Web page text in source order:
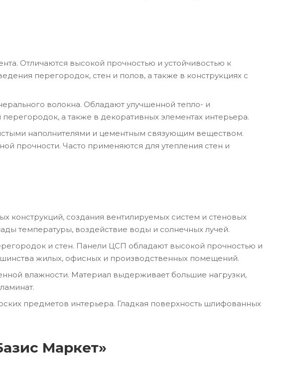
Отличаются высокой прочностью и устойчивостью к
перегородок, стен и полов, а также в конструкциях с
волокна. Обладают улучшенной тепло- и
а также в декоративных элементах интерьера.
наполнителями и цементным связующим веществом.
прочности. Часто применяются для утепления стен и
конструкций, создания вентилируемых систем и стеновых
температуры, воздействие воды и солнечных лучей.
и стен. Панели ЦСП обладают высокой прочностью и
жилых, офисных и производственных помещений.
влажности. Материал выдерживает большие нагрузки,
предметов интерьера. Гладкая поверхность шлифованных
Маркет»